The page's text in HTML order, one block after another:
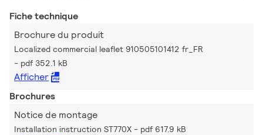
Fiche technique
Brochure du produit
Localized commercial leaflet 910505101412 fr_FR
pdf 352.1 kB
Afficher
Brochures
Notice de montage
Installation instruction ST770X pdf 617.9 kB